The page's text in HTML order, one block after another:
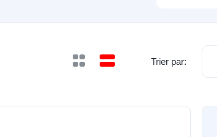
Trier par: